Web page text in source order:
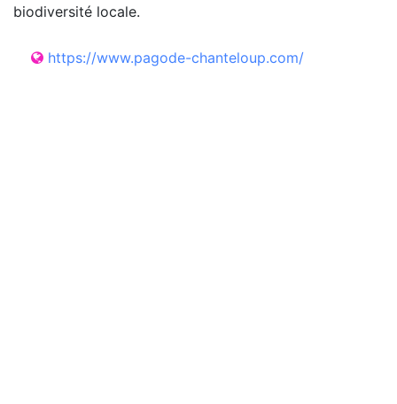
biodiversité locale.
https://www.pagode-chanteloup.com/